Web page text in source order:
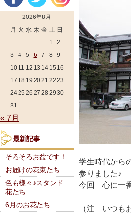
学生時代か
参りました♪
今回 心に一
（注 いつも
2026年8月
月 火 水 木 金 土 日
1
2
3
4 5 6 7 8
9
10 11 12 13 14 15 16
17 18 19 2021 22 23
2425 26 27 28 29 30
31
« 7月
最新記事
そろそろお盆です！
お届けの花束たち
色も様々♪スタンド
花たち
6月のお花たち